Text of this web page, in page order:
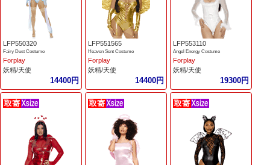
LFP550320
Fairy Dust Costume
Forplay
妖精/天使
14400円
LFP551565
Heaven Sent Costume
Forplay
妖精/天使
14400円
LFP553110
Angel Energy Costume
Forplay
妖精/天使
19300円